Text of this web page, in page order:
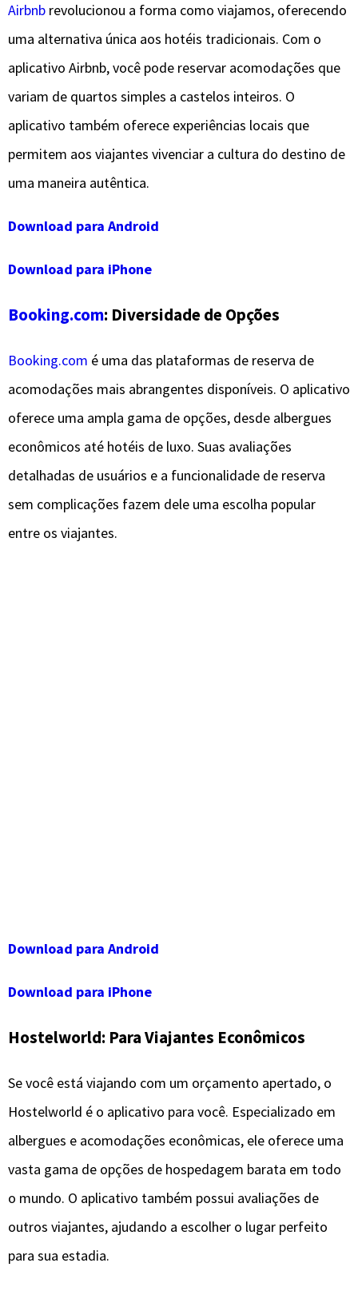
Airbnb revolucionou a forma como viajamos, oferecendo
uma alternativa única aos hotéis tradicionais. Com o
aplicativo Airbnb, você pode reservar acomodações que
variam de quartos simples a castelos inteiros. O
aplicativo também oferece experiências locais que
permitem aos viajantes vivenciar a cultura do destino de
uma maneira autêntica.
Download para Android
Download para iPhone
Booking.com: Diversidade de Opções
Booking.com é uma das plataformas de reserva de
acomodações mais abrangentes disponíveis. O aplicativo
oferece uma ampla gama de opções, desde albergues
econômicos até hotéis de luxo. Suas avaliações
detalhadas de usuários e a funcionalidade de reserva
sem complicações fazem dele uma escolha popular
entre os viajantes.
Download para Android
Download para iPhone
Hostelworld: Para Viajantes Econômicos
Se você está viajando com um orçamento apertado, o
Hostelworld é o aplicativo para você. Especializado em
albergues e acomodações econômicas, ele oferece uma
vasta gama de opções de hospedagem barata em todo
o mundo. O aplicativo também possui avaliações de
outros viajantes, ajudando a escolher o lugar perfeito
para sua estadia.